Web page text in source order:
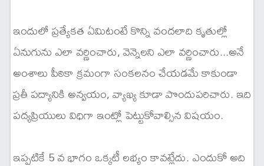
ఇందులో ప్రత్యేకత ఏమిటంటే కొన్ని వందలాది కృతుల్లో
ఏనుగును ఎలా వర్ణించారు, వెన్నెలని ఎలా వర్ణించారు...అనే
అంశాలు పీఠికా క్రమంగా సంకలనం చేయడమే కాకుండా
ప్రతీ పద్యానికి అన్వయం, వ్యాఖ్య కూడా పొందుపరిచారు. ఇది
పద్యప్రియులు విధిగా ఇంట్లో పెట్టుకోవాల్సిన విషయం.
ఇప్పటికే 5 వ భాగం ఒక్కటీ లభ్యం కావట్లేదు. ఎందుకో అది